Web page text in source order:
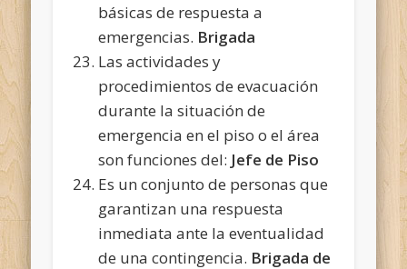
básicas de respuesta a
emergencias. Brigada
Las actividades y
procedimientos de evacuación
durante la situación de
emergencia en el piso o el área
son funciones del: Jefe de Piso
Es un conjunto de personas que
garantizan una respuesta
inmediata ante la eventualidad
de una contingencia. Brigada de